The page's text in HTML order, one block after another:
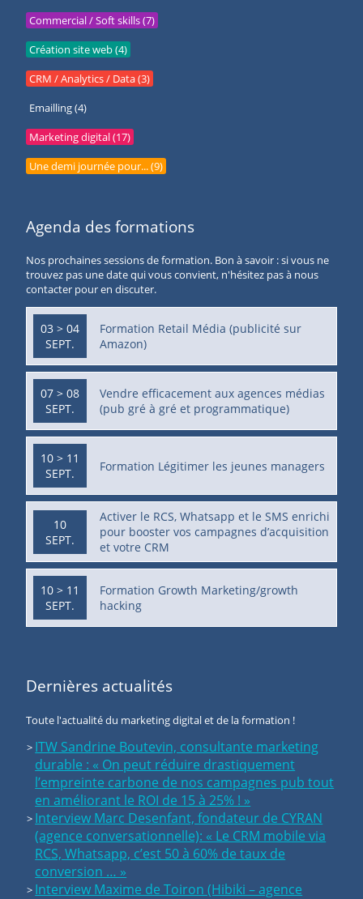
Commercial / Soft skills (7)
Création site web (4)
CRM / Analytics / Data (3)
Emailling (4)
Marketing digital (17)
Une demi journée pour... (9)
Agenda des formations
Nos prochaines sessions de formation. Bon à savoir : si vous ne
trouvez pas une date qui vous convient, n'hésitez pas à nous
contacter pour en discuter.
03 > 04
SEPT.
Formation Retail Média (publicité sur
Amazon)
07 > 08
SEPT.
Vendre efficacement aux agences médias
(pub gré à gré et programmatique)
10 > 11
SEPT.
Formation Légitimer les jeunes managers
10
SEPT.
Activer le RCS, Whatsapp et le SMS enrichi
pour booster vos campagnes d’acquisition
et votre CRM
10 > 11
SEPT.
Formation Growth Marketing/growth
hacking
Dernières actualités
Toute l'actualité du marketing digital et de la formation !
ITW Sandrine Boutevin, consultante marketing
durable : « On peut réduire drastiquement
l’empreinte carbone de nos campagnes pub tout
en améliorant le ROI de 15 à 25% ! »
Interview Marc Desenfant, fondateur de CYRAN
(agence conversationnelle): « Le CRM mobile via
RCS, Whatsapp, c’est 50 à 60% de taux de
conversion … »
Interview Maxime de Toiron (Hibiki – agence